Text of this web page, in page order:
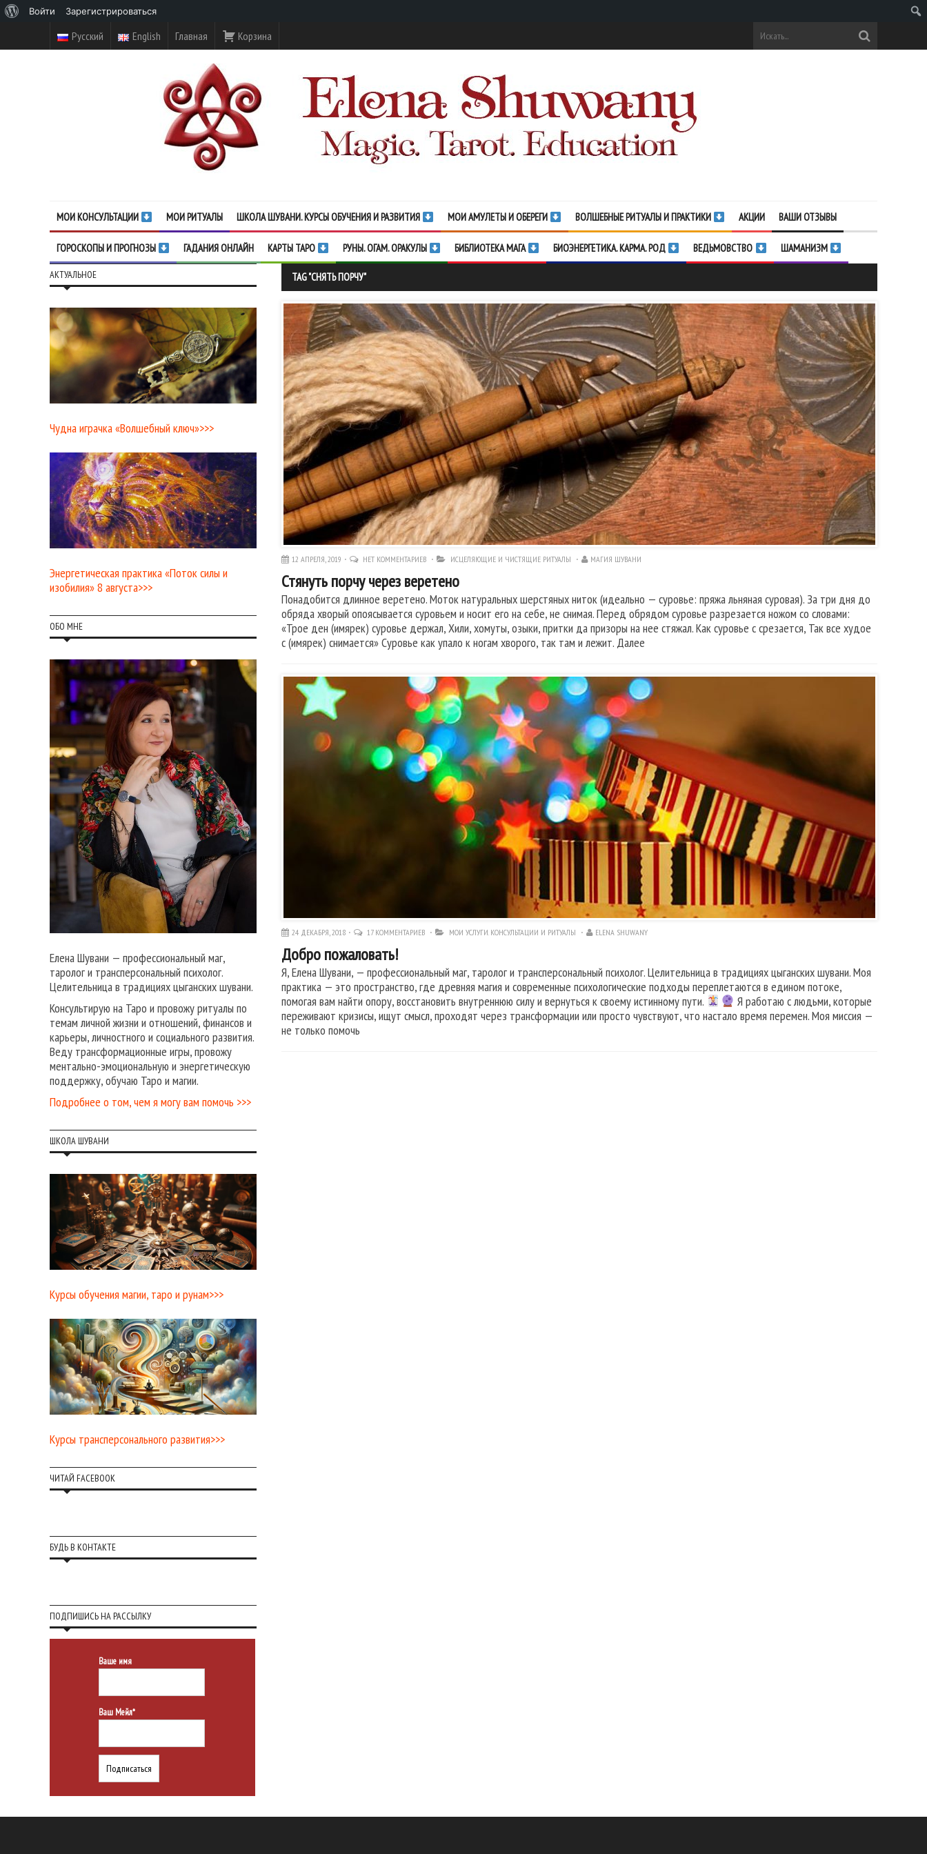
Русский English Главная Корзина
МОИ КОНСУЛЬТАЦИИ МОИ РИТУАЛЫ ШКОЛА ШУВАНИ. КУРСЫ ОБУЧЕНИЯ И РАЗВИТИЯ МОИ АМУЛЕТЫ И ОБЕРЕГИ ВОЛШЕБНЫЕ РИТУАЛЫ И ПРАКТИКИ АКЦИИ ВАШИ ОТЗЫВЫ
ГОРОСКОПЫ И ПРОГНОЗЫ ГАДАНИЯ ОНЛАЙН КАРТЫ ТАРО РУНЫ. ОГАМ. ОРАКУЛЫ БИБЛИОТЕКА МАГА БИОЭНЕРГЕТИКА. КАРМА. РОД ВЕДЬМОВСТВО ШАМАНИЗМ
TAG "СНЯТЬ ПОРЧУ"
12 АПРЕЛЯ, 2019 НЕТ КОММЕНТАРИЕВ ИСЦЕЛЯЮЩИЕ И ЧИСТЯЩИЕ РИТУАЛЫ МАГИЯ ШУВАНИ
Стянуть порчу через веретено
Понадобится длинное веретено. Моток натуральных шерстяных ниток (идеально — суровье: пряжа льняная суровая). За три дня до
обряда хворый опоясывается суровьем и носит его на себе, не снимая. Перед обрядом суровье разрезается ножом со словами:
«Трое ден (имярек) суровье держал, Хили, хомуты, озыки, притки да призоры на нее стяжал. Как суровье с срезается, Так все худое
с (имярек) снимается» Суровье как упало к ногам хворого, так там и лежит. Далее
24 ДЕКАБРЯ, 2018 17 КОММЕНТАРИЕВ МОИ УСЛУГИ. КОНСУЛЬТАЦИИ И РИТУАЛЫ ELENA SHUWANY
Добро пожаловать!
Я, Елена Шувани, — профессиональный маг, таролог и трансперсональный психолог. Целительница в традициях цыганских шувани. Моя
практика — это пространство, где древняя магия и современные психологические подходы переплетаются в едином потоке,
помогая вам найти опору, восстановить внутреннюю силу и вернуться к своему истинному пути.
Я работаю с людьми, которые
переживают кризисы, ищут смысл, проходят через трансформации или просто чувствуют, что настало время перемен. Моя миссия —
не только помочь
АКТУАЛЬНОЕ
Чудна играчка «Волшебный ключ»>>>
Энергетическая практика «Поток силы и
изобилия» 8 августа>>>
ОБО МНЕ
Елена Шувани — профессиональный маг,
таролог и трансперсональный психолог.
Целительница в традициях цыганских шувани.
Консультирую на Таро и провожу ритуалы по
темам личной жизни и отношений, финансов и
карьеры, личностного и социального развития.
Веду трансформационные игры, провожу
ментально-эмоциональную и энергетическую
поддержку, обучаю Таро и магии.
Подробнее о том, чем я могу вам помочь >>>
ШКОЛА ШУВАНИ
Курсы обучения магии, таро и рунам>>>
Курсы трансперсонального развития>>>
ЧИТАЙ FACEBOOK
БУДЬ В КОНТАКТЕ
ПОДПИШИСЬ НА РАССЫЛКУ
Ваше имя
Ваш Мейл*
WordPress
Войти Зарегистрироваться